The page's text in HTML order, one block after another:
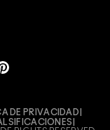
DE PRIVACIDAD